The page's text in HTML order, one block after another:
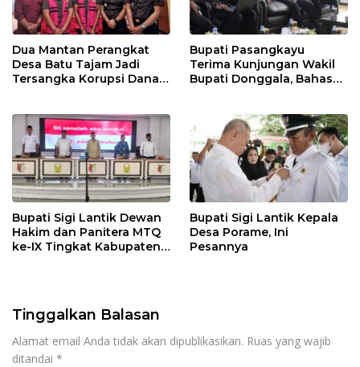
Dua Mantan Perangkat
Desa Batu Tajam Jadi
Tersangka Korupsi Dana
Bupati Pasangkayu
Terima Kunjungan Wakil
Bupati Donggala, Bahas
Bupati Sigi Lantik Dewan
Hakim dan Panitera MTQ
ke-IX Tingkat Kabupaten
Bupati Sigi Lantik Kepala
Desa Porame, Ini
Pesannya
Tinggalkan Balasan
Alamat email Anda tidak akan dipublikasikan. Ruas yang wajib
ditandai *